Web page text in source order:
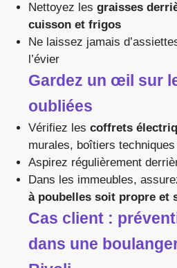
Nettoyez les graisses
cuisson et frigos
Ne laissez jamais
l’évier
Gardez un œil sur
oubliées
Vérifiez les coffrets
murales, boîtiers techniques
Aspirez régulièrement
Dans les immeubles,
à poubelles soit propre et
Cas client :
dans une